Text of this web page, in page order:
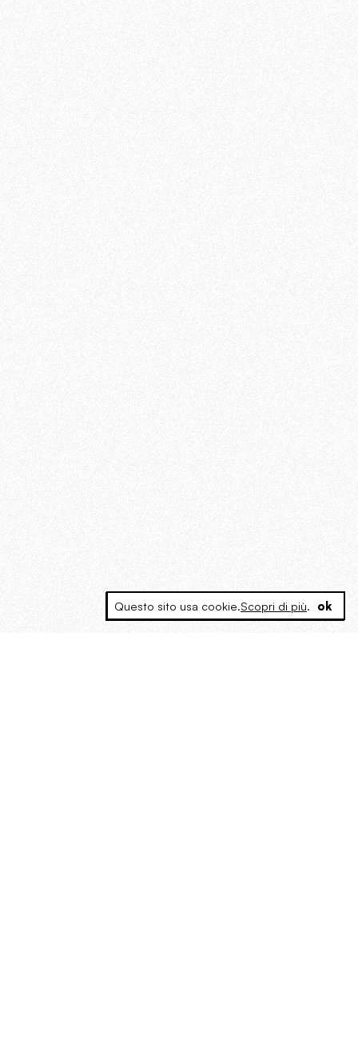
Questo sito usa cookie.Scopri di più. ok